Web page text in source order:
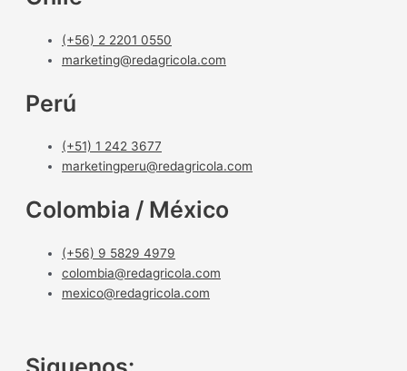
(+56) 2 2201 0550
marketing@redagricola.com
Perú
(+51) 1 242 3677
marketingperu@redagricola.com
Colombia / México
(+56) 9 5829 4979
colombia@redagricola.com
mexico@redagricola.com